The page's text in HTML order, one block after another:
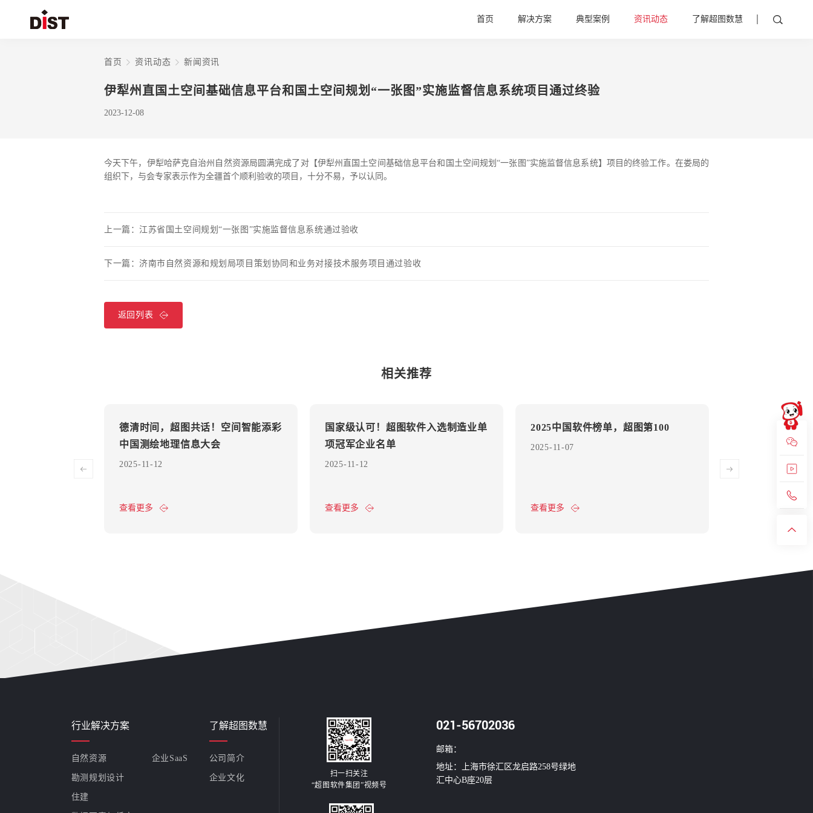
首页 解决方案 典型案例 资讯动态 了解超图数慧
首页 资讯动态 新闻资讯
伊犁州直国土空间基础信息平台和国土空间规划“一张图”实施监督信息系统项目通过终验
2023-12-08
今天下午，伊犁哈萨克自治州自然资源局圆满完成了对【伊犁州直国土空间基础信息平台和国土空间规划“一张图”实施监督信息系统】项目的终验工作。在娄局的
组织下，与会专家表示作为全疆首个顺利验收的项目，十分不易，予以认同。
上一篇： 江苏省国土空间规划“一张图”实施监督信息系统通过验收
下一篇： 济南市自然资源和规划局项目策划协同和业务对接技术服务项目通过验收
返回列表
相关推荐
德清时间，超图共话！空间智能添彩
中国测绘地理信息大会
2025-11-12
查看更多
国家级认可！超图软件入选制造业单
项冠军企业名单
2025-11-12
查看更多
2025中国软件榜单，超图第100
2025-11-07
查看更多
联动粤港澳大
行业解决方案
自然资源
勘测规划设计
住建
企业SaaS
了解超图数慧
公司简介
企业文化
扫一扫关注
“超图软件集团”视频号
021-56702036
邮箱：
地址：上海市徐汇区龙启路258号绿地
汇中心B座20层